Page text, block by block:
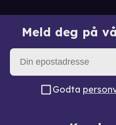
Meld deg på
Godta